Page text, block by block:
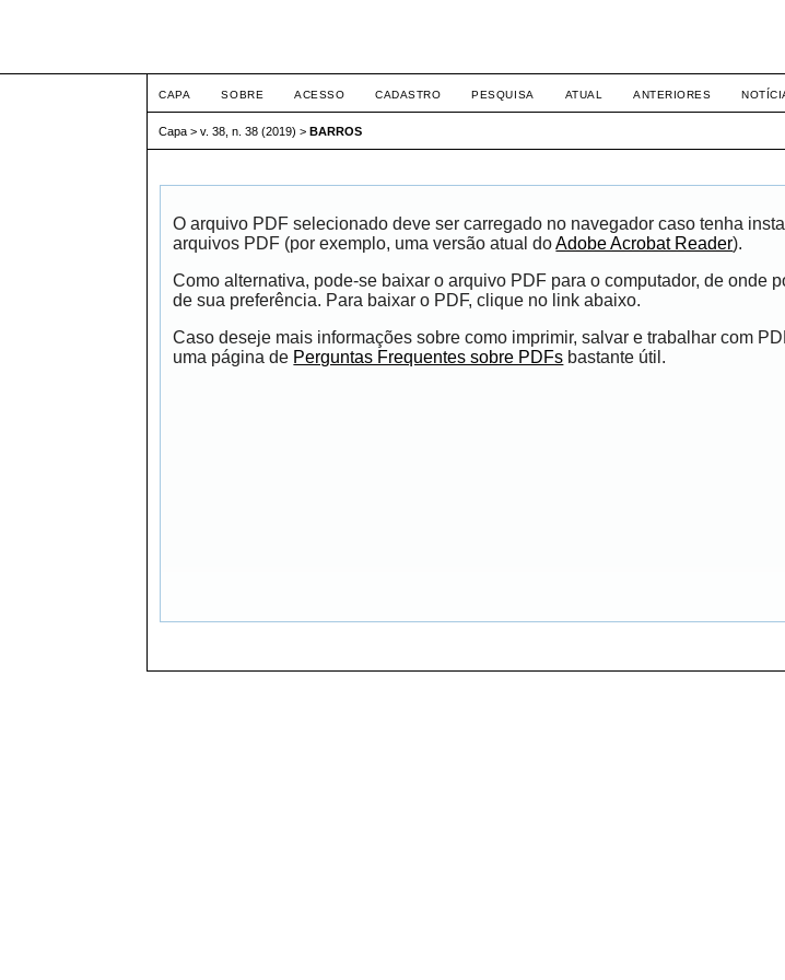
CAPA SOBRE ACESSO CADASTRO PESQUISA ATUAL ANTERIORES
Capa >v. 38, n. 38 (2019) >BARROS
O arquivo PDF selecionado deve ser carregado no navegador caso tenha
arquivos PDF (por exemplo, uma versão atual doAdobe Acrobat Reader).
Como alternativa, pode-se baixar o arquivo PDF para o computador, de onde
de sua preferência. Para baixar o PDF, clique no link abaixo.
Caso deseje mais informações sobre como imprimir, salvar e trabalhar com
uma página de Perguntas Frequentes sobre PDFs bastante útil.